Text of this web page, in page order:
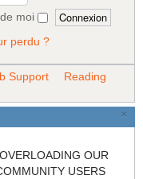
moi
perdu ?
Support
Reading
×
OUR
USERS